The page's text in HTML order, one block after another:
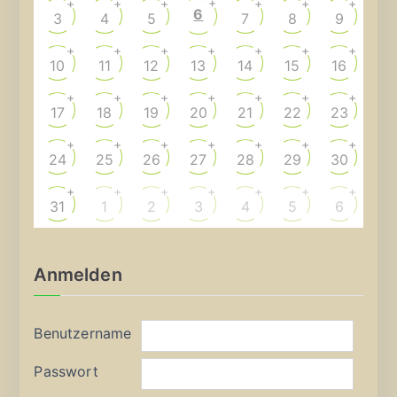
3
+
4
+
5
+
6 7
+
8
+
9
+
10
+
11
+
12
+
13
+
14
+
15
+
16
+
17
+
18
+
19
+
20
+
21
+
22
+
23
+
24
+
25
+
26
+
27
+
28
+
29
+
30
+
31
+
1
+
2
+
3
+
4
+
5
+
6
+
Anmelden
Benutzername
Passwort